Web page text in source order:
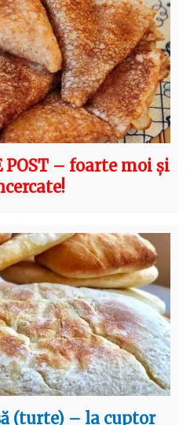
POST – foarte moi și
(turte) – la cuptor